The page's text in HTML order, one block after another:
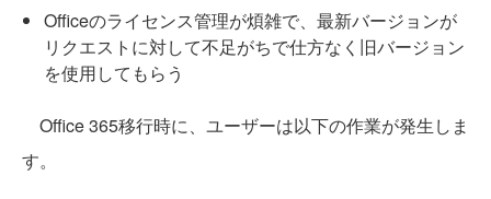
Officeのライセンス管理が煩雑で、最新バージョンが
リクエストに対して不足がちで仕方なく旧バージョン
を使用してもらう
Office 365移行時に、ユーザーは以下の作業が発生しま
す。